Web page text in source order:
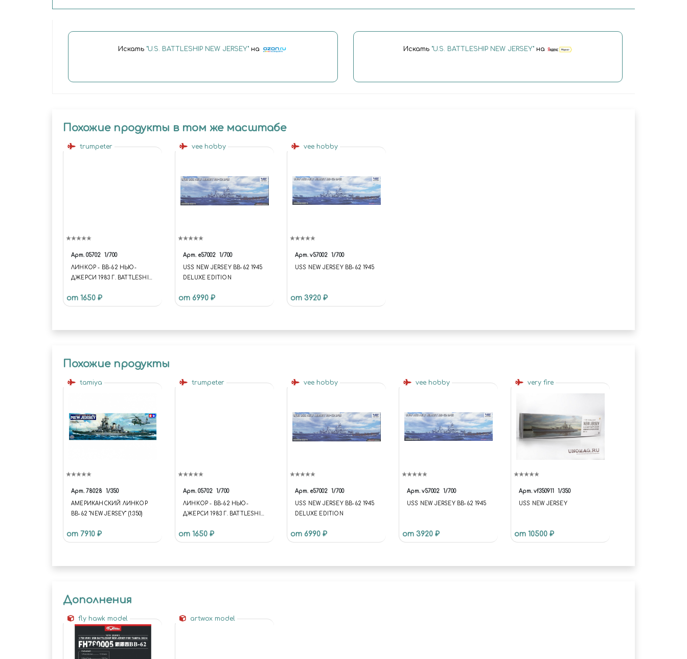
Искать "U.S. BATTLESHIP NEW JERSEY" на Искать "U.S. BATTLESHIP NEW JERSEY"на
Похожие продукты в том же масштабе
trumpeter
Арт. 05702 1/700
ЛИНКОР - BB-62 НЬЮ-
ДЖЕРСИ 1983 Г. BATTLESHIP
от 1650 ₽
vee hobby
Арт. e57002 1/700
USS NEW JERSEY BB-62 1945
DELUXE EDITION
от 6990 ₽
vee hobby
Арт. v57002 1/700
USS NEW JERSEY BB-62 1945
от 3920 ₽
Похожие продукты
tamiya
Арт. 78028 1/350
АМЕРИКАНСКИЙ ЛИНКОР
BB-62 "NEW JERSEY" (1:350)
от 7910 ₽
trumpeter
Арт. 05702 1/700
ЛИНКОР - BB-62 НЬЮ-
ДЖЕРСИ 1983 Г. BATTLESHIP
от 1650 ₽
vee hobby
Арт. e57002 1/700
USS NEW JERSEY BB-62 1945
DELUXE EDITION
от 6990 ₽
vee hobby
Арт. v57002 1/700
USS NEW JERSEY BB-62 1945
от 3920 ₽
very fire
Арт. vf350911 1/350
USS NEW JERSEY
от 10500 ₽
Дополнения
fly hawk model artwox model